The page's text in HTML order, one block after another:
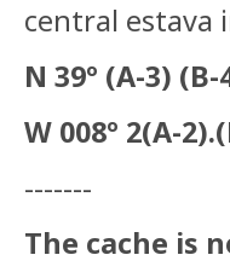
central estava
N 39º (A-3) (B-
W 008º 2(A-
-------
The cache is